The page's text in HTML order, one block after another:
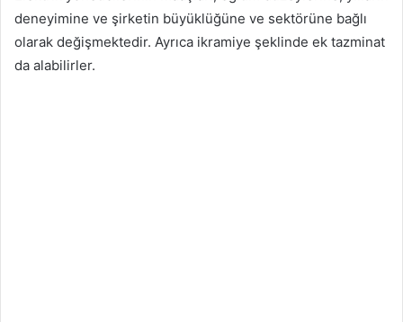
deneyimine ve şirketin büyüklüğüne ve sektörüne bağlı
olarak değişmektedir. Ayrıca ikramiye şeklinde ek tazminat
da alabilirler.